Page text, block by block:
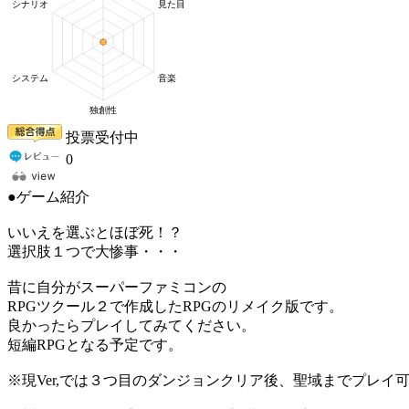
投票受付中
0
●ゲーム紹介
いいえを選ぶとほぼ死！？
選択肢１つで大惨事・・・
昔に自分がスーパーファミコンの
RPGツクール２で作成したRPGのリメイク版です。
良かったらプレイしてみてください。
短編RPGとなる予定です。
※現Ver,では３つ目のダンジョンクリア後、聖域までプレイ可